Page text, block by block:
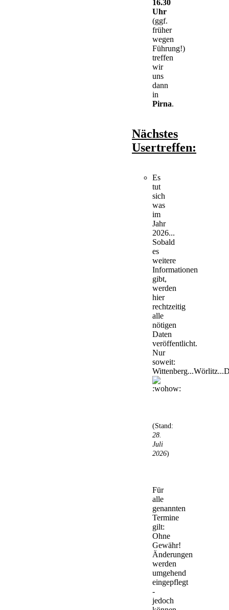
16.30
Uhr
(ggf.
früher
wegen
Führung!)
treffen
wir
uns
dann
in
Pirna.
Nächstes
Usertreffen:
Es
tut
sich
was
im
Jahr
2026...
Sobald
es
weitere
Informationen
gibt,
werden
hier
rechtzeitig
alle
nötigen
Daten
veröffentlicht.
Nur
soweit:
(Stand:
28.
Juli
2026)
Für
alle
genannten
Termine
gilt:
Ohne
Gewähr!
Änderungen
werden
umgehend
eingepflegt
-
jedoch